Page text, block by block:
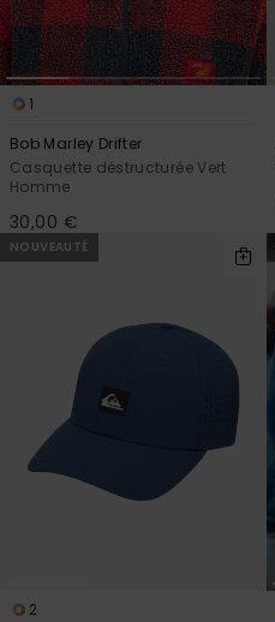
1
Bob Marley Drifter
Casquette déstructurée Vert
Homme
30,00 €
NOUVEAUTÉ
2